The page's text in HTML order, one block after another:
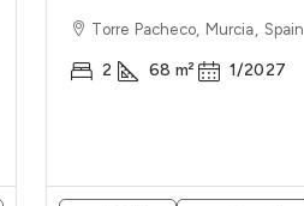
Torre Pacheco, Murcia, Spain
2 68 m² 1/2027